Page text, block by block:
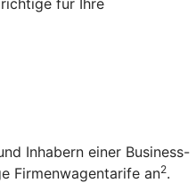
Inhabern einer Business-
Firmenwagentarife an2.